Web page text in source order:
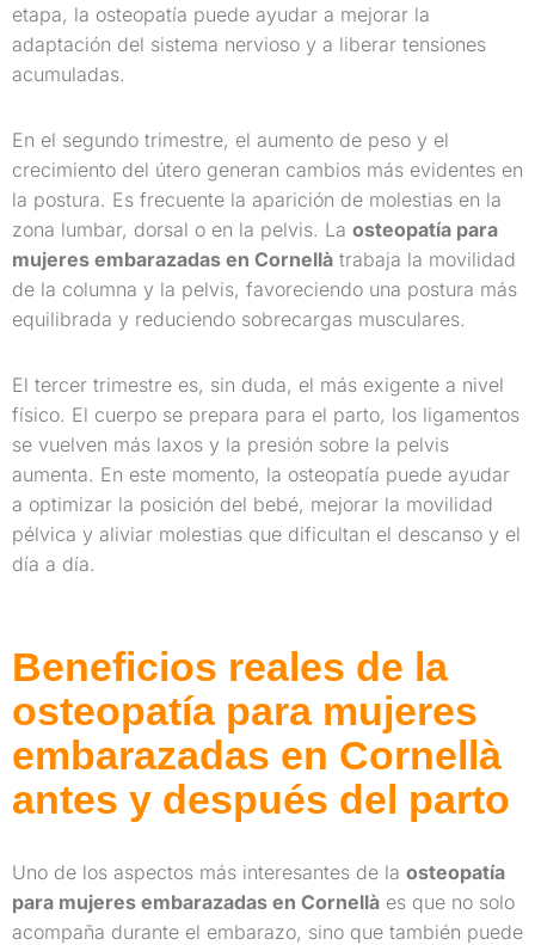
etapa, la osteopatía puede ayudar a mejorar la
adaptación del sistema nervioso y a liberar tensiones
acumuladas.
En el segundo trimestre, el aumento de peso y el
crecimiento del útero generan cambios más evidentes en
la postura. Es frecuente la aparición de molestias en la
zona lumbar, dorsal o en la pelvis. La osteopatía para
mujeres embarazadas en Cornellà trabaja la movilidad
de la columna y la pelvis, favoreciendo una postura más
equilibrada y reduciendo sobrecargas musculares.
El tercer trimestre es, sin duda, el más exigente a nivel
físico. El cuerpo se prepara para el parto, los ligamentos
se vuelven más laxos y la presión sobre la pelvis
aumenta. En este momento, la osteopatía puede ayudar
a optimizar la posición del bebé, mejorar la movilidad
pélvica y aliviar molestias que dificultan el descanso y el
día a día.
Beneficios reales de la
osteopatía para mujeres
embarazadas en Cornellà
antes y después del parto
Uno de los aspectos más interesantes de la osteopatía
para mujeres embarazadas en Cornellà es que no solo
acompaña durante el embarazo, sino que también puede